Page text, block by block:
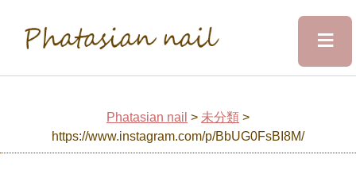
≡
Phatasian nail > 未分類 >
https://www.instagram.com/p/BbUG0FsBI8M/